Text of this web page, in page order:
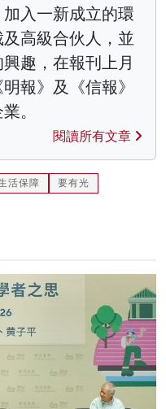
入一新成立的環
高級合伙人，並
趣，在報刊上月
報》及《信報》
。
閱讀所有文章
活保障 要有光